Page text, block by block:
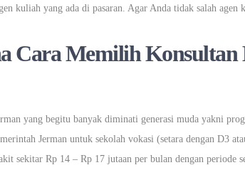
kuliah yang ada di pasaran. Agar Anda tidak salah
Cara Memilih
yang begitu banyak diminati generasi muda yakni
Jerman untuk sekolah vokasi (setara dengan D3
sekitar Rp 14 – Rp 17 jutaan per bulan dengan periode